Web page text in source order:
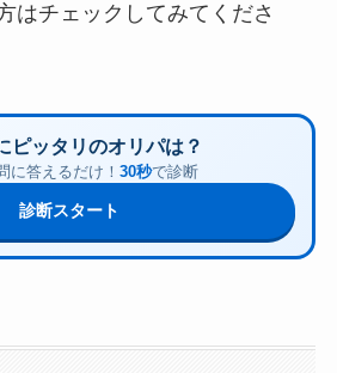
はチェックしてみてくださ
ピッタリのオリパは？
に答えるだけ！ 30秒で診断
診断スタート